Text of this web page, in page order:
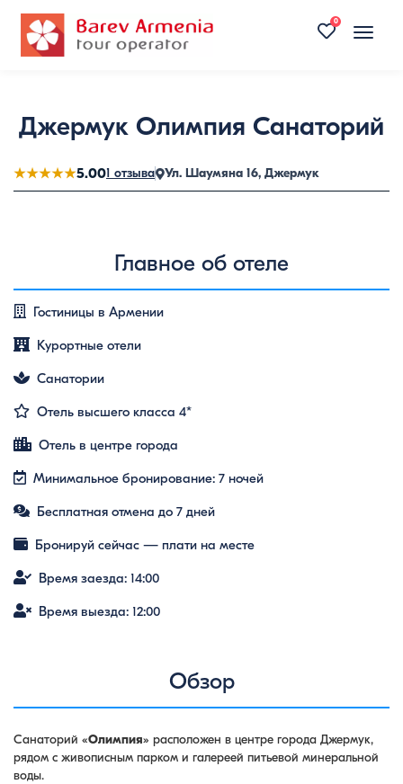
Toggle
0
Джермук Олимпия Санаторий
★★★★★5.001 отзыва Ул. Шаумяна 16, Джермук
Главное об отеле
Гостиницы в Армении
Курортные отели
Санатории
Отель высшего класса 4*
Отель в центре города
Минимальное бронирование: 7 ночей
Бесплатная отмена до 7 дней
Бронируй сейчас — плати на месте
Время заезда: 14:00
Время выезда: 12:00
Обзор
Санаторий «Олимпия» расположен в центре города Джермук,
рядом с живописным парком и галереей питьевой минеральной
воды.